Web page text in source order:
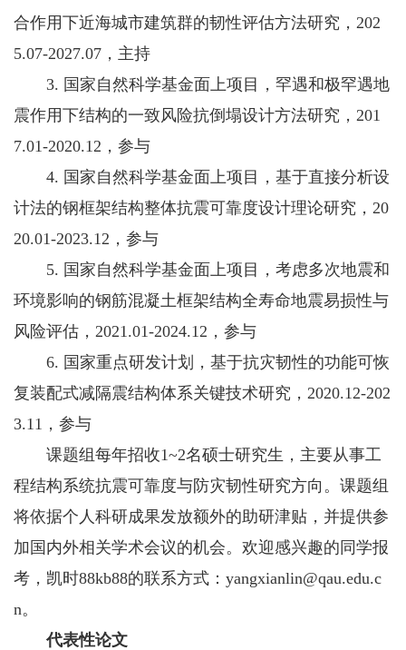
合作用下近海城市建筑群的韧性评估方法研究，202
5.07-2027.07，主持
3. 国家自然科学基金面上项目，罕遇和极罕遇地
震作用下结构的一致风险抗倒塌设计方法研究，201
7.01-2020.12，参与
4. 国家自然科学基金面上项目，基于直接分析设
计法的钢框架结构整体抗震可靠度设计理论研究，20
20.01-2023.12，参与
5. 国家自然科学基金面上项目，考虑多次地震和
环境影响的钢筋混凝土框架结构全寿命地震易损性与
风险评估，2021.01-2024.12，参与
6. 国家重点研发计划，基于抗灾韧性的功能可恢
复装配式减隔震结构体系关键技术研究，2020.12-202
3.11，参与
课题组每年招收1~2名硕士研究生，主要从事工
程结构系统抗震可靠度与防灾韧性研究方向。课题组
将依据个人科研成果发放额外的助研津贴，并提供参
加国内外相关学术会议的机会。欢迎感兴趣的同学报
考，凯时88kb88的联系方式： yangxianlin@qau.edu.c
n。
代表性论文